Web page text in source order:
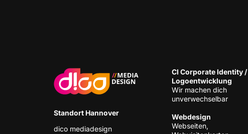
Stand­ort Hannover
dico media­de­sign
CI Cor­po­ra­te Iden­ti­ty /
Logoentwicklung
Wir machen dich
unverwechselbar
Web­de­sign
Web­sei­ten,